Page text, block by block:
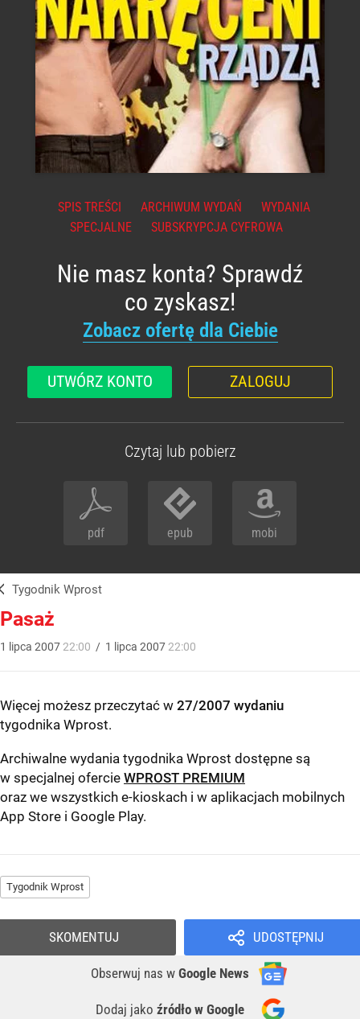
SPIS TREŚCI ARCHIWUM WYDAŃ
WYDANIA
SPECJALNE
SUBSKRYPCJA CYFROWA
Nie masz konta? Sprawdź
co zyskasz!
Zobacz ofertę dla Ciebie
UTWÓRZ KONTO ZALOGUJ
Czytaj lub pobierz
pdf epub mobi
Tygodnik Wprost
Pasaż
1 lipca 2007 22:00 / 1 lipca 2007 22:00
Więcej możesz przeczytać w 27/2007 wydaniu
tygodnika Wprost.
Archiwalne wydania tygodnika Wprost dostępne są
w specjalnej ofercie WPROST PREMIUM
oraz we wszystkich e-kioskach i w aplikacjach mobilnych
App Store i Google Play.
Tygodnik Wprost
UDOSTĘPNIJ
Obserwuj nas w Google News
Dodaj jako źródło w Google
SKOMENTUJ